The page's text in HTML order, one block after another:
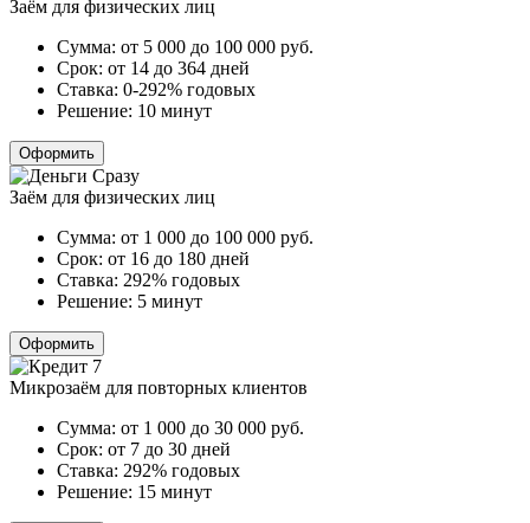
Заём для физических лиц
Сумма: от 5 000 до 100 000 руб.
Срок: от 14 до 364 дней
Ставка: 0-292% годовых
Решение: 10 минут
Оформить
Заём для физических лиц
Сумма: от 1 000 до 100 000 руб.
Срок: от 16 до 180 дней
Ставка: 292% годовых
Решение: 5 минут
Оформить
Микрозаём для повторных клиентов
Сумма: от 1 000 до 30 000 руб.
Срок: от 7 до 30 дней
Ставка: 292% годовых
Решение: 15 минут